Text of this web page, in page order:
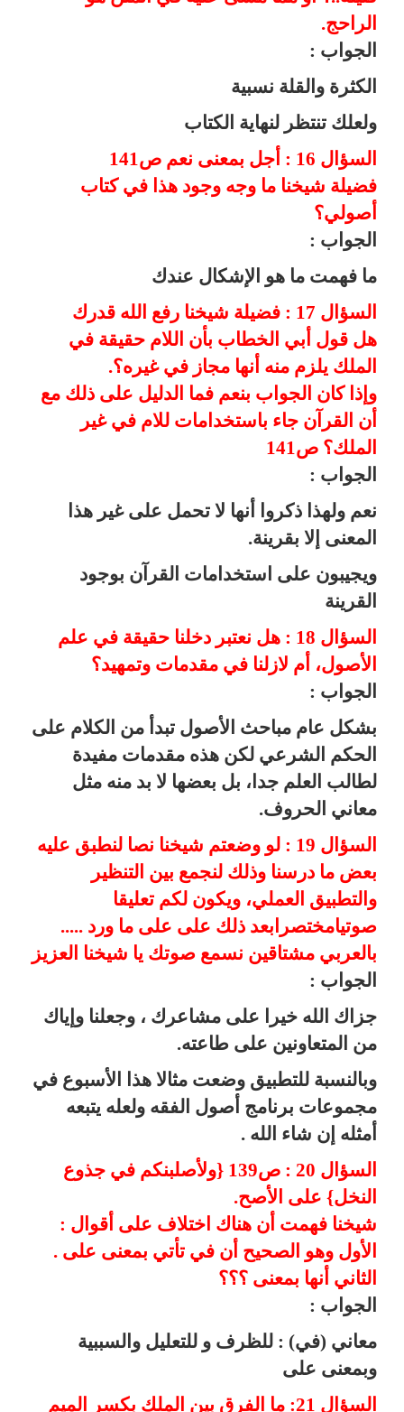
الراحج.
الجواب :
الكثرة والقلة نسبية
ولعلك تنتظر لنهاية الكتاب
السؤال 16 : أجل بمعنى نعم ص141
فضيلة شيخنا ما وجه وجود هذا في كتاب
أصولي؟
الجواب :
ما فهمت ما هو الإشكال عندك
السؤال 17 : فضيلة شيخنا رفع الله قدرك
هل قول أبي الخطاب بأن اللام حقيقة في
الملك يلزم منه أنها مجاز في غيره؟.
وإذا كان الجواب بنعم فما الدليل على ذلك مع
أن القرآن جاء باستخدامات للام في غير
الملك؟ ص141
الجواب :
نعم ولهذا ذكروا أنها لا تحمل على غير هذا
المعنى إلا بقرينة.
ويجيبون على استخدامات القرآن بوجود
القرينة
السؤال 18 : هل نعتبر دخلنا حقيقة في علم
الأصول، أم لازلنا في مقدمات وتمهيد؟
الجواب :
بشكل عام مباحث الأصول تبدأ من الكلام على
الحكم الشرعي لكن هذه مقدمات مفيدة
لطالب العلم جدا، بل بعضها لا بد منه مثل
معاني الحروف.
السؤال 19 : لو وضعتم شيخنا نصا لنطبق عليه
بعض ما درسنا وذلك لنجمع بين التنظير
والتطبيق العملي، ويكون لكم تعليقا
صوتيامختصرابعد ذلك على على ما ورد .....
بالعربي مشتاقين نسمع صوتك يا شيخنا العزيز
الجواب :
جزاك الله خيرا على مشاعرك ، وجعلنا وإياك
من المتعاونين على طاعته.
وبالنسبة للتطبيق وضعت مثالا هذا الأسبوع في
مجموعات برنامج أصول الفقه ولعله يتبعه
أمثله إن شاء الله .
السؤال 20 : ص139 {ولأصلبنكم في جذوع
النخل} على الأصح.
شيخنا فهمت أن هناك اختلاف على أقوال :
الأول وهو الصحيح أن في تأتي بمعنى على .
الثاني أنها بمعنى ؟؟؟
الجواب :
معاني (في) : للظرف و للتعليل والسببية
وبمعنى على
السؤال 21: ما الفرق بين الملك بكسر الميم